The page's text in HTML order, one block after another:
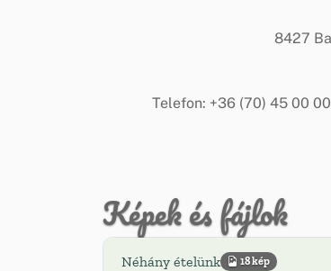
8427
Telefon: +36 (70) 45 00
Képek és fájlok
Néhány ételünk 18 kép